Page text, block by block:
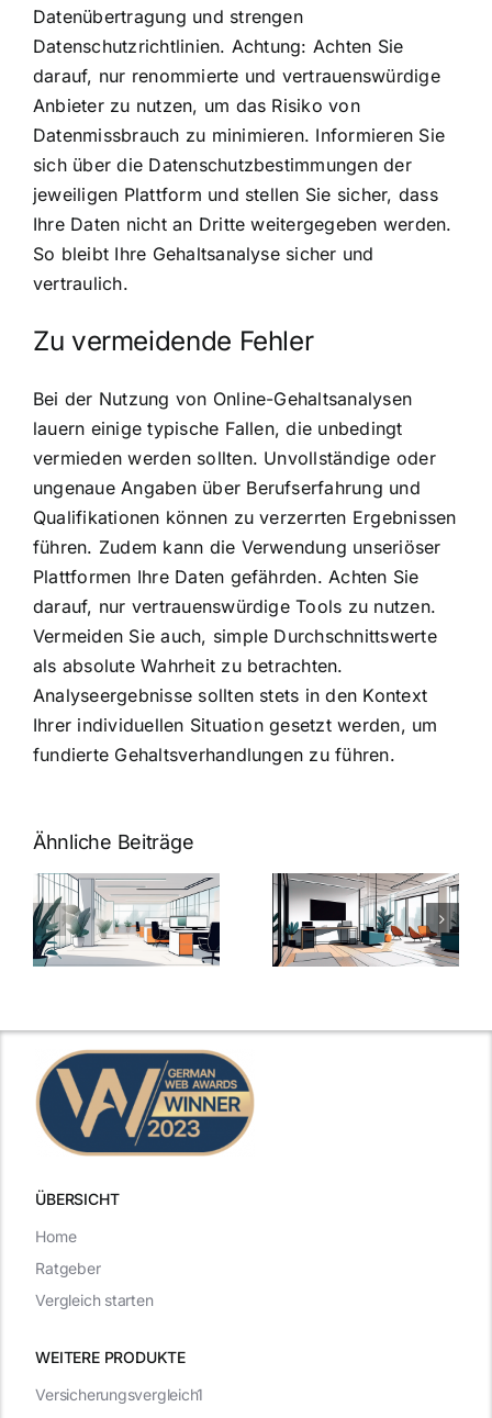
Datenübertragung und strengen
Datenschutzrichtlinien. Achtung: Achten Sie
darauf, nur renommierte und vertrauenswürdige
Anbieter zu nutzen, um das Risiko von
Datenmissbrauch zu minimieren. Informieren Sie
sich über die Datenschutzbestimmungen der
jeweiligen Plattform und stellen Sie sicher, dass
Ihre Daten nicht an Dritte weitergegeben werden.
So bleibt Ihre Gehaltsanalyse sicher und
vertraulich.
Zu vermeidende Fehler
Bei der Nutzung von Online-Gehaltsanalysen
lauern einige typische Fallen, die unbedingt
vermieden werden sollten. Unvollständige oder
ungenaue Angaben über Berufserfahrung und
Qualifikationen können zu verzerrten Ergebnissen
führen. Zudem kann die Verwendung unseriöser
Plattformen Ihre Daten gefährden. Achten Sie
darauf, nur vertrauenswürdige Tools zu nutzen.
Vermeiden Sie auch, simple Durchschnittswerte
als absolute Wahrheit zu betrachten.
Analyseergebnisse sollten stets in den Kontext
Ihrer individuellen Situation gesetzt werden, um
fundierte Gehaltsverhandlungen zu führen.
Ähnliche Beiträge
Arbeitgeber-
Zusatzleistungen:
5
inspirierende
Warum
bei
Arbeitgebern
ÜBERSICHT
WEITERE PRODUKTE
Versicherungsvergleich1
Home
Ratgeber
Vergleich starten